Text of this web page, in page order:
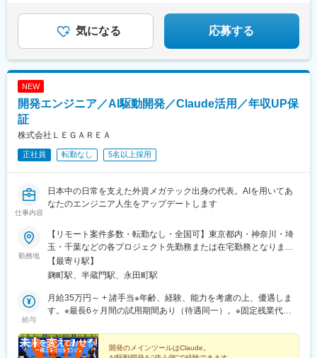
山市駅、飯能駅、東飯能駅、久喜駅、加須駅、羽生駅、行田駅、
深谷駅、本庄駅、北上尾駅、与野駅、与野本町駅、北与野駅、中
浦和駅、武蔵浦和駅、北浦和駅、さいたま新都心駅、東大宮駅、
土呂駅、宮原駅、西大宮駅、新百合ケ丘駅、百合ケ丘駅、登戸
駅、向ケ丘遊園駅、溝の口駅、高津駅(神奈川県)、鷺沼駅、宮前平
(神奈川県)、鴨居駅、菊名駅、大倉山駅(神奈川県)、綱島駅、日吉
駅(神奈川県)、元住吉駅、新丸子駅、武蔵中原駅、武蔵新城駅、横
町駅、茅ケ崎駅、本厚木駅、海老名駅(相模線)、北品川駅、稲荷町
駅(東京都)、牛田駅(東京都)、西早稲田駅、立川南駅、京成船橋
駅、不動前駅、大崎広小路駅、御成門駅、新日本橋駅、新御茶ノ
水駅、麹町駅、水道橋駅、六本木一丁目駅、外苑前駅、南新宿
駅、西太子堂駅、池ノ上駅、九品仏駅、祐天寺駅、二子新地駅、
下神明駅、馬車道駅、伊勢佐木長者町駅、幸谷駅、赤羽岩淵駅、
日暮里駅(舎人ライナー)、とうきょうスカイツリー駅、亀戸水神
張本郷駅、京成千葉駅、西登戸駅、本川越駅、北朝霞駅、京王八
王子駅、上野御徒町駅、浅草駅(ＴＸ)、馬喰町駅、両国駅、三ノ輪
橋駅、京橋駅(東京都)、銀座駅、新宿西口駅、牛込柳町駅、若松河
田駅、参宮橋駅、白金台駅、赤羽橋駅、菊川駅(東京都)、梅屋敷駅
ル)、大岡山駅、千歳船橋駅、松原駅(東京都)、山下駅(東京都)、大
塚駅前駅、千石駅、東池袋四丁目駅、都電雑司ケ谷駅、下板橋
駅、西新井大師西駅、新柴又駅、東京ディズニーランド・ステー
ション駅、県庁前駅(千葉県)、宮崎台駅、新綱島駅、逸見駅、逗
町田駅、調布駅、天王洲アイル駅、天王町駅、浅草駅(ＴＸ)、向原
駅(東京都)、東陽町駅、藤沢駅、南砂町駅、南与野駅、二子玉川
駅、有楽町駅、日本橋駅(東京都)、柏駅、八王子駅、麹町駅、青山
立場駅、下飯田駅、中田駅(神奈川県)、戸塚駅、舞岡駅、上永谷
駅、阪東橋駅、関内駅、戸部駅、反町駅、三ツ沢上町駅、片倉町
県)、あざみ野駅、中山駅(神奈川県)、川和町駅、都筑ふれあいの
線)、なんば駅(地下鉄)、大物駅、京都駅、安治川口駅、森ノ宮
駅、北新地駅、三ノ宮駅、淀屋橋駅、京橋駅(大阪府)、大阪ビジネ
肥後橋駅、和歌山市駅、大阪梅田駅(阪急線)、学園都市駅、千里中
央駅(北大阪急行)、南方駅(大阪府)、大石駅、江坂駅、麻布十番
駅、堺筋本町駅、秋葉原駅、宮ノ前駅、新宿御苑前駅、溜池山王
駅、高島町駅、桜田門駅、蓮沼駅、吉祥寺駅、京成船橋駅、銀座
駅、飯田橋駅、代官山駅、大崎広小路駅、御成門駅、富士見ケ丘
駅、市川駅、新日本橋駅、鹿島田駅、祐天寺駅、馬喰横山駅、武
蔵小杉駅、汐留駅、新大久保駅、地下鉄成増駅、新高島平駅、新
駅、東京駅、大塚駅前駅、布田駅、西横浜駅、田原町駅(東京都)、
東池袋駅、二子新地駅、日比谷駅、京王八王子駅、半蔵門駅、高
気になる 応募する
NEW
開発エンジニア／AI駆動開発／Claude活用／年収UP保
証
株式会社ＬＥＧＡＲＥＡ
正社員 転勤なし 5名以上採用
仕事内容
日本中の日常を支えた外資メガテック出身の代表。AIを用いてあ
なたのエンジニア人生をアップデートします
勤務地
【リモート案件多数・転勤なし・全国可】東京都内・神奈川・埼
玉・千葉などの各プロジェクト先勤務または在宅勤務となりま
す。◎転勤なし＆希望を考慮した配属先◎スキルを身につければ
フルリモートも可能！【場所に縛られない働き方へ】◆U・Iター
件に参画する選択も可能【本社】東京都千代田区麹町3丁目2-9
VORT麹町3 6階
【最寄り駅】
麹町駅、半蔵門駅、永田町駅
給与
月給35万円～ + 諸手当※年齢、経験、能力を考慮の上、優遇しま
す。※最長6ヶ月間の試用期間あり（待遇同一）。※固定残業代
し、超過分は別途支給。◎全員が年収UP！平均＋150万円、最大
＋280万円！◎「搾取」を排除し、あなたの市場価値をダイレク
開発のメインツールはClaude。